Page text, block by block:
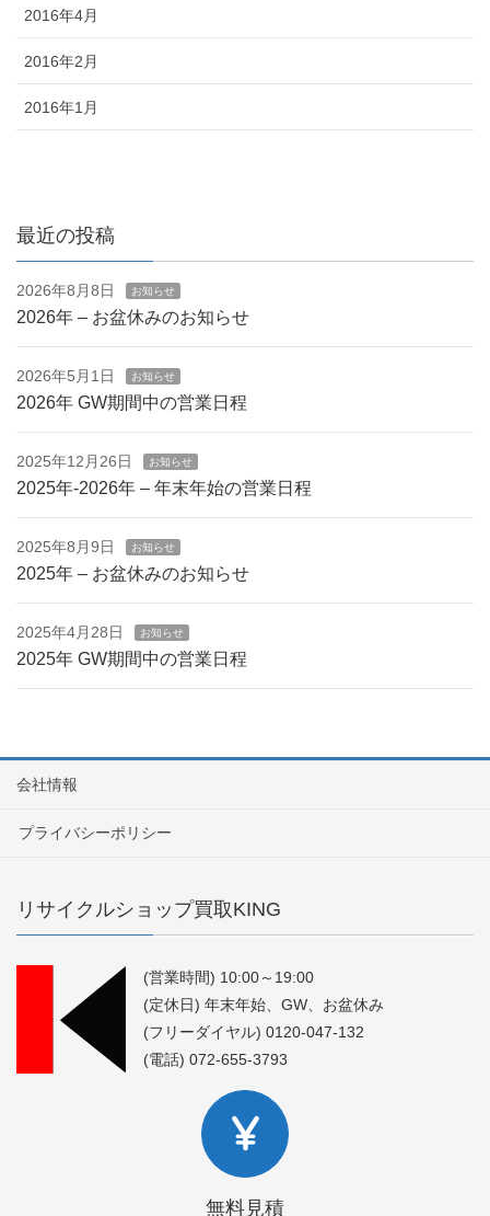
2016年4月
2016年2月
2016年1月
最近の投稿
2026年8月8日 お知らせ
2026年 – お盆休みのお知らせ
2026年5月1日 お知らせ
2026年 GW期間中の営業日程
2025年12月26日 お知らせ
2025年-2026年 – 年末年始の営業日程
2025年8月9日 お知らせ
2025年 – お盆休みのお知らせ
2025年4月28日 お知らせ
2025年 GW期間中の営業日程
会社情報
プライバシーポリシー
リサイクルショップ買取KING
(営業時間) 10:00～19:00
(定休日) 年末年始、GW、お盆休み
(フリーダイヤル) 0120-047-132
(電話) 072-655-3793
無料見積